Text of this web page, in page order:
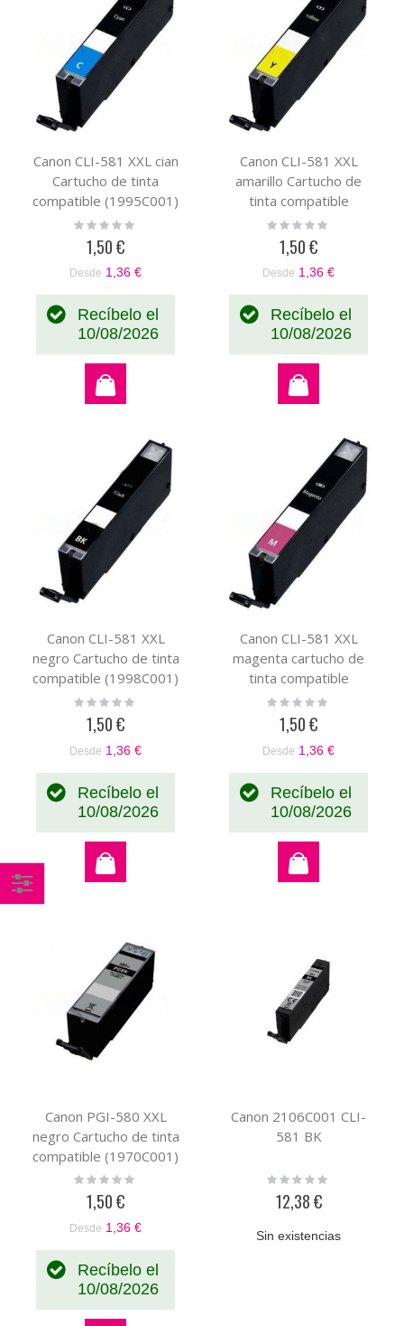
Canon CLI-581 XXL cian
Cartucho de tinta
compatible (1995C001)
Rating:
1,50 €
Desde 1,36 €
Recíbelo el
10/08/2026
Canon CLI-581 XXL
amarillo Cartucho de
tinta compatible
(1997C001)
Rating:
1,50 €
Desde 1,36 €
Recíbelo el
10/08/2026
Canon CLI-581 XXL
negro Cartucho de tinta
compatible (1998C001)
Rating:
1,50 €
Desde 1,36 €
Recíbelo el
10/08/2026
Canon CLI-581 XXL
magenta cartucho de
tinta compatible
(1996C001)
Rating:
1,50 €
Desde 1,36 €
Recíbelo el
10/08/2026
Canon PGI-580 XXL
negro Cartucho de tinta
compatible (1970C001)
Rating:
1,50 €
Desde 1,36 €
Recíbelo el
10/08/2026
Canon 2106C001 CLI-
581 BK
Rating:
12,38 €
Sin existencias
Comprar